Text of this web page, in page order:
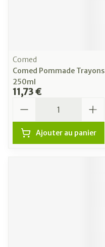
Comed
Comed Pommade Trayons
250ml
11,73 €
Ajouter au panier